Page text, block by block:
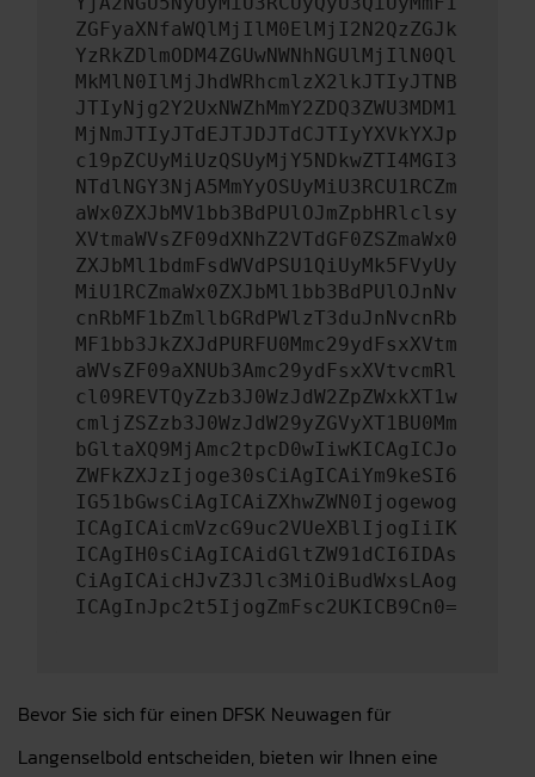
ZGFyaXNfaWQlMjIlM0ElMjI2N2QzZGJk
YzRkZDlmODM4ZGUwNWNhNGUlMjIlN0Ql
MkMlN0IlMjJhdWRhcmlzX2lkJTIyJTNB
JTIyNjg2Y2UxNWZhMmY2ZDQ3ZWU3MDM1
MjNmJTIyJTdEJTJDJTdCJTIyYXVkYXJp
c19pZCUyMiUzQSUyMjY5NDkwZTI4MGI3
NTdlNGY3NjA5MmYyOSUyMiU3RCU1RCZm
aWx0ZXJbMV1bb3BdPUlOJmZpbHRlclsy
XVtmaWVsZF09dXNhZ2VTdGF0ZSZmaWx0
ZXJbMl1bdmFsdWVdPSU1QiUyMk5FVyUy
MiU1RCZmaWx0ZXJbMl1bb3BdPUlOJnNv
cnRbMF1bZmllbGRdPWlzT3duJnNvcnRb
MF1bb3JkZXJdPURFU0Mmc29ydFsxXVtm
aWVsZF09aXNUb3Amc29ydFsxXVtvcmRl
cl09REVTQyZzb3J0WzJdW2ZpZWxkXT1w
cmljZSZzb3J0WzJdW29yZGVyXT1BU0Mm
bGltaXQ9MjAmc2tpcD0wIiwKICAgICJo
ZWFkZXJzIjoge30sCiAgICAiYm9keSI6
IG51bGwsCiAgICAiZXhwZWN0Ijogewog
ICAgICAicmVzcG9uc2VUeXBlIjogIiIK
ICAgIH0sCiAgICAidGltZW91dCI6IDAs
CiAgICAicHJvZ3Jlc3MiOiBudWxsLAog
ICAgInJpc2t5IjogZmFsc2UKICB9Cn0=
Bevor Sie sich für einen DFSK Neuwagen für
Langenselbold entscheiden, bieten wir Ihnen eine